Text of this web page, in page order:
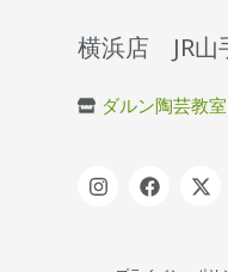
横浜店 JR山
ダルン陶芸教室